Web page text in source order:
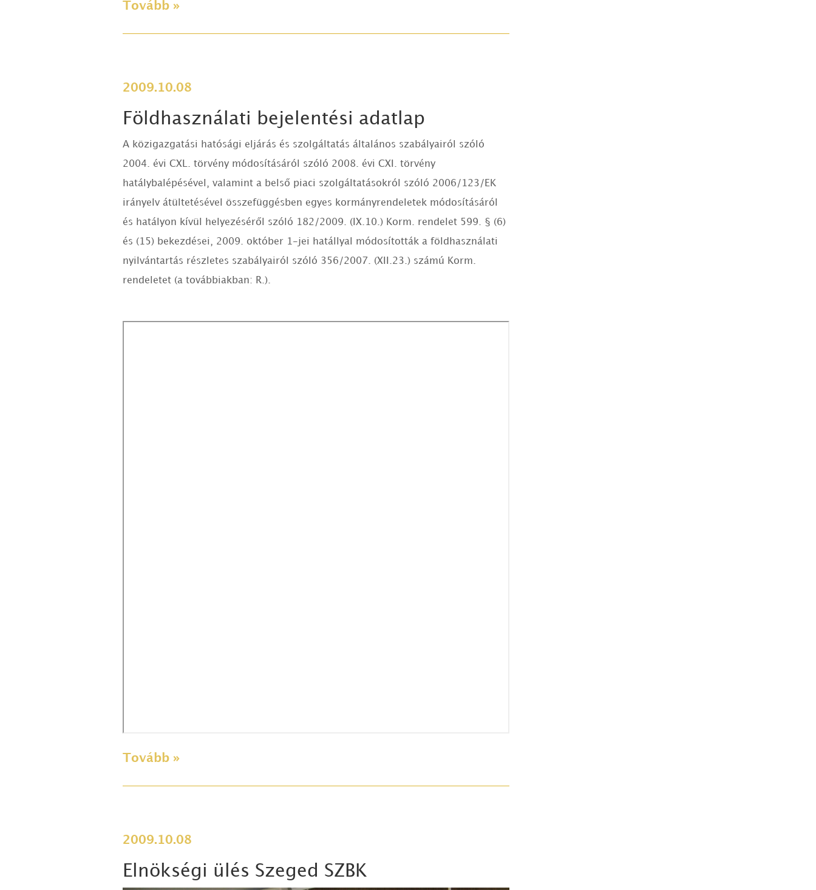
Tovább »
2009.10.08
Földhasználati bejelentési adatlap
A közigazgatási hatósági eljárás és szolgáltatás általános szabályairól szóló
2004. évi CXL. törvény módosításáról szóló 2008. évi CXI. törvény
hatálybalépésével, valamint a belső piaci szolgáltatásokról szóló 2006/123/EK
irányelv átültetésével összefüggésben egyes kormányrendeletek módosításáról
és hatályon kívül helyezéséről szóló 182/2009. (IX.10.) Korm. rendelet 599. § (6)
és (15) bekezdései, 2009. október 1-jei hatállyal módosították a földhasználati
nyilvántartás részletes szabályairól szóló 356/2007. (XII.23.) számú Korm.
rendeletet (a továbbiakban: R.).
Tovább »
2009.10.08
Elnökségi ülés Szeged SZBK